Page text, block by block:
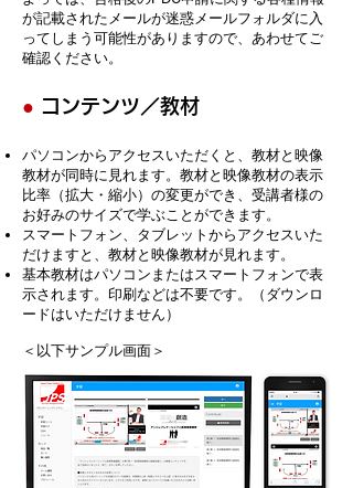
が記載されたメールが迷惑メールフォルダに入
ってしまう可能性がありますので、あわせてご
確認ください。
● コンテンツ／教材
パソコンからアクセスいただくと、教材と映像
教材が同時に見れます。教材と映像教材の表示
比率（拡大・縮小）の変更ができ、受講者様の
お好みのサイズで学ぶことができます。
スマートフォン、タブレットからアクセスいた
だけますと、教材と映像教材が見れます。
基本教材はパソコンまたはスマートフォンで表
示されます。印刷などは不要です。（ダウンロ
ードはいただけません）
＜以下サンプル画面＞